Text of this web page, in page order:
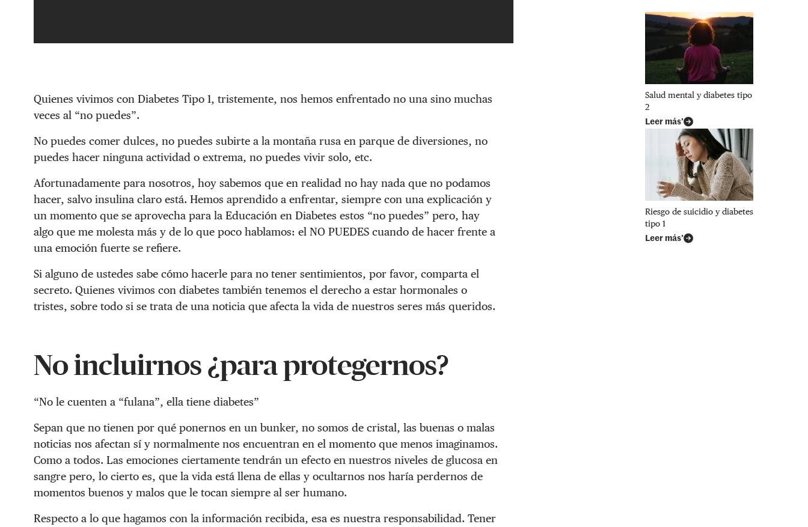
Quienes vivimos con Diabetes Tipo 1, tristemente, nos hemos enfrentado no una sino muchas
veces al “no puedes”.
No puedes comer dulces, no puedes subirte a la montaña rusa en parque de diversiones, no
puedes hacer ninguna actividad o extrema, no puedes vivir solo, etc.
Afortunadamente para nosotros, hoy sabemos que en realidad no hay nada que no podamos
hacer, salvo insulina claro está. Hemos aprendido a enfrentar, siempre con una explicación y
un momento que se aprovecha para la Educación en Diabetes estos “no puedes” pero, hay
algo que me molesta más y de lo que poco hablamos: el NO PUEDES cuando de hacer frente a
una emoción fuerte se refiere.
Si alguno de ustedes sabe cómo hacerle para no tener sentimientos, por favor, comparta el
secreto. Quienes vivimos con diabetes también tenemos el derecho a estar hormonales o
tristes, sobre todo si se trata de una noticia que afecta la vida de nuestros seres más queridos.
No incluirnos ¿para protegernos?
“No le cuenten a “fulana”, ella tiene diabetes”
Sepan que no tienen por qué ponernos en un bunker, no somos de cristal, las buenas o malas
noticias nos afectan sí y normalmente nos encuentran en el momento que menos imaginamos.
Como a todos. Las emociones ciertamente tendrán un efecto en nuestros niveles de glucosa en
sangre pero, lo cierto es, que la vida está llena de ellas y ocultarnos nos haría perdernos de
momentos buenos y malos que le tocan siempre al ser humano.
Respecto a lo que hagamos con la información recibida, esa es nuestra responsabilidad. Tener
Salud mental y diabetes tipo
2
Leer más’
Riesgo de suicidio y diabetes
tipo 1
Leer más’